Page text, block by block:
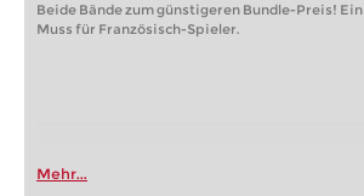
Beide Bände zum günstigeren Bundle-Preis! Ein
Muss für Französisch-Spieler.
Mehr...